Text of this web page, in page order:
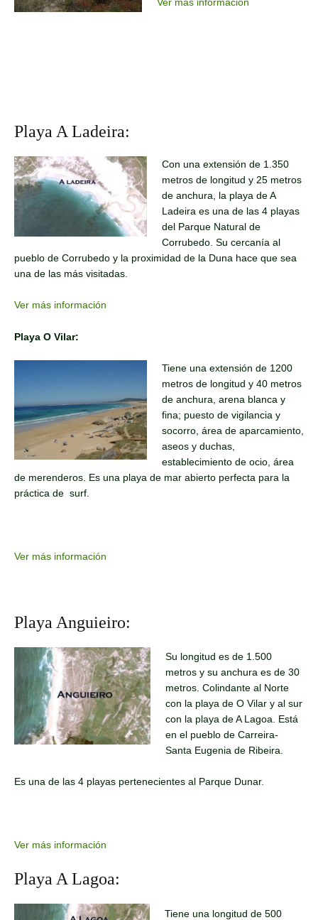
Ver más información
Playa A Ladeira:
Con una extensión de 1.350
metros de longitud y 25 metros
de anchura, la playa de A
Ladeira es una de las 4 playas
del Parque Natural de
Corrubedo. Su cercanía al
pueblo de Corrubedo y la proximidad de la Duna hace que sea
una de las más visitadas.
Ver más información
Playa O Vilar:
Tiene una extensión de 1200
metros de longitud y 40 metros
de anchura, arena blanca y
fina; puesto de vigilancia y
socorro, área de aparcamiento,
aseos y duchas,
establecimiento de ocio, área
de merenderos. Es una playa de mar abierto perfecta para la
práctica de surf.
Ver más información
Playa Anguieiro:
Su longitud es de 1.500
metros y su anchura es de 30
metros. Colindante al Norte
con la playa de O Vilar y al sur
con la playa de A Lagoa. Está
en el pueblo de Carreira-
Santa Eugenia de Ribeira.
Es una de las 4 playas pertenecientes al Parque Dunar.
Ver más información
Playa A Lagoa:
Tiene una longitud de 500